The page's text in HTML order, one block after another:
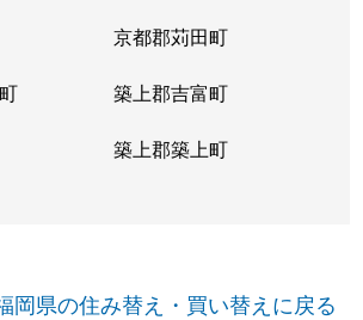
京都郡苅田町
築上郡吉富町
築上郡築上町
岡県の住み替え・買い替えに戻る